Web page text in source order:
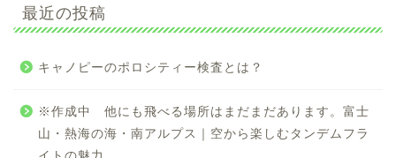
最近の投稿
キャノピーのポロシティー検査とは？
※作成中 他にも飛べる場所はまだまだあります。富士
山・熱海の海・南アルプス｜空から楽しむタンデムフラ